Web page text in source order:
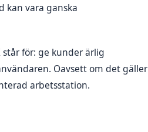
kan vara ganska
för: ge kunder ärlig
Oavsett om det gäller
arbetsstation.